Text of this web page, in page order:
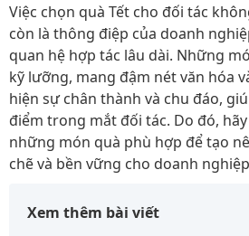
Việc chọn quà Tết cho đối tác
còn là thông điệp của doanh
quan hệ hợp tác lâu dài. Những
kỹ lưỡng, mang đậm nét văn hóa
hiện sự chân thành và chu đáo,
điểm trong mắt đối tác. Do đó,
những món quà phù hợp để tạo
chẽ và bền vững cho doanh
Xem thêm bài viết